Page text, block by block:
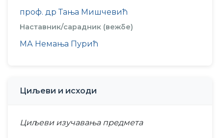
проф. др Тања Мишчевић
Наставник/сарадник (вежбе)
МА Немања Пурић
Циљеви и исходи
Циљеви изучавања предмета